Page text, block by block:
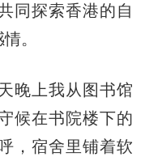
同探索香港的自
。
上我从图书馆
候在书院楼下的
，宿舍里铺着软